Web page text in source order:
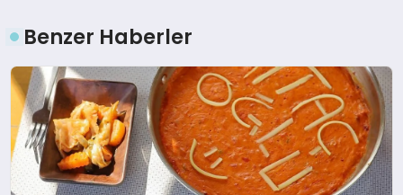
Benzer Haberler